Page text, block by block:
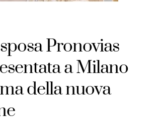
Pronovias
a Milano
della nuova